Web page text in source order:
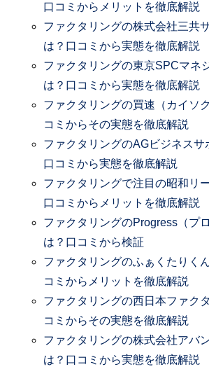
口コミからメリットを徹底解説
ファクタリングの株式会社三共
は？口コミから実態を徹底解説
ファクタリングの東京SPCマネ
は？口コミから実態を徹底解説
ファクタリングの買速（カイソ
コミからその実態を徹底解説
ファクタリングのAGビジネスサ
口コミから実態を徹底解説
ファクタリングで注目の昭和リ
口コミからメリットを徹底解説
ファクタリングのProgress（プ
は？口コミから検証
ファクタリングのふぁくたりく
コミからメリットを徹底解説
ファクタリングの西日本ファク
コミからその実態を徹底解説
ファクタリングの株式会社アバ
は？口コミから実態を徹底解説